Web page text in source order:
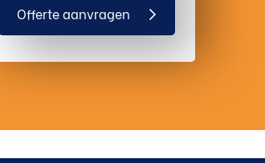
Offerte aanvragen